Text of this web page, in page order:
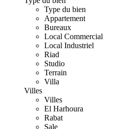
Type du bien
Appartement
Bureaux
Local Commercial
Local Industriel
Riad
Studio
Terrain
Villa
Villes
Villes
El Harhoura
Rabat
Sale